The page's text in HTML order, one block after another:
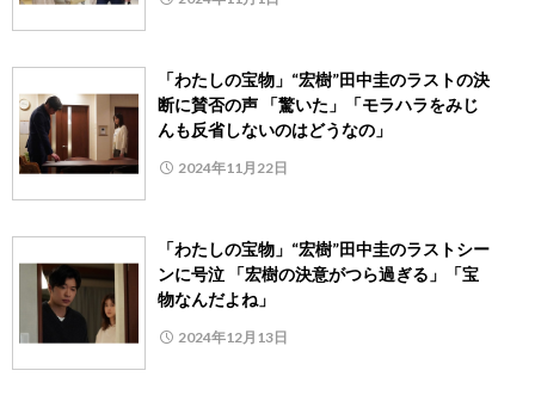
「わたしの宝物」“宏樹”田中圭のラストの決
断に賛否の声 「驚いた」「モラハラをみじ
んも反省しないのはどうなの」
2024年11月22日
「わたしの宝物」“宏樹”田中圭のラストシー
ンに号泣 「宏樹の決意がつら過ぎる」「宝
物なんだよね」
2024年12月13日